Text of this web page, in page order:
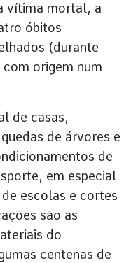
vítima mortal, a
óbitos
(durante
origem num
de casas,
de árvores e
de
em especial
escolas e cortes
são as
do
centenas de